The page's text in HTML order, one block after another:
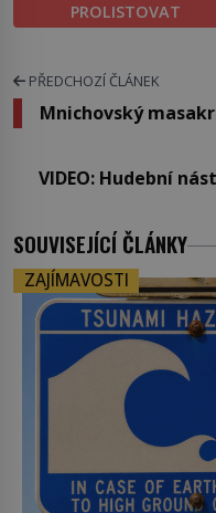
PROLISTOVAT
PŘEDCHOZÍ ČLÁNEK
Mnichovský
VIDEO: Hudební
SOUVISEJÍCÍ ČLÁNKY
ZAJÍMAVOSTI